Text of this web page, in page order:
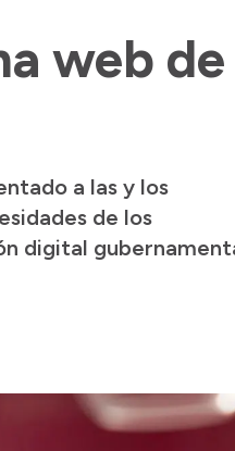
web de
a las y los
de los
digital